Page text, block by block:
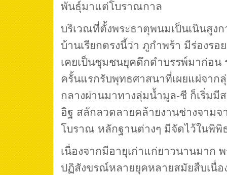
พันธุ์มาแต่โบราณกาล
บริเวณที่ตั้งพระธาตุพนมเป็นเนินสูง
บ้านเรียกตรงนี้ว่า ภูกำพร้า มีร่องร
เคยเป็นชุมชนยุคดึกดำบรรพ์มาก่อน
ครั้นแรกรับพุทธศาสนาที่เผยแผ่จาก
กลางผ่านมาทางลุ่มน้ำมูล-ชี ก็เริ่มมี
อิฐ สลักลวดลายคล้ายงานช่างจามจ
โบราณ หลักฐานต่างๆ มีจัดไว้ในพิ
เนื่องจากมีอายุเก่าแก่ยาวนานมาก
ปฏิสังขรณ์หลายยุคหลายสมัยสืบเนื่